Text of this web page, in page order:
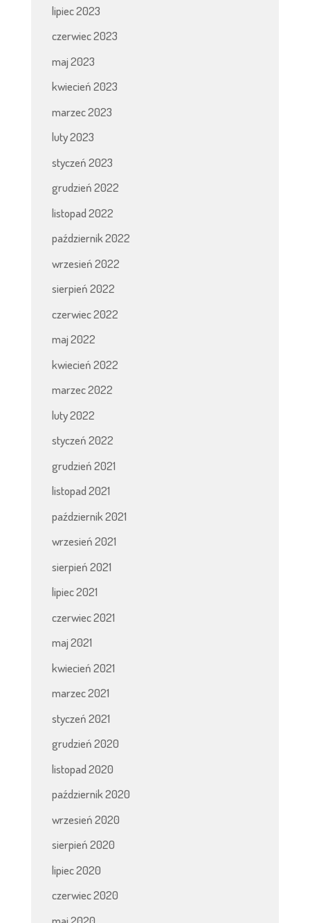
lipiec 2023
czerwiec 2023
maj 2023
kwiecień 2023
marzec 2023
luty 2023
styczeń 2023
grudzień 2022
listopad 2022
październik 2022
wrzesień 2022
sierpień 2022
czerwiec 2022
maj 2022
kwiecień 2022
marzec 2022
luty 2022
styczeń 2022
grudzień 2021
listopad 2021
październik 2021
wrzesień 2021
sierpień 2021
lipiec 2021
czerwiec 2021
maj 2021
kwiecień 2021
marzec 2021
styczeń 2021
grudzień 2020
listopad 2020
październik 2020
wrzesień 2020
sierpień 2020
lipiec 2020
czerwiec 2020